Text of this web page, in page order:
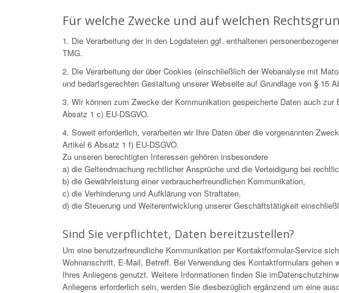
Für welche Zwecke und auf welchen
1. Die Verarbeitung der in den Logdateien ggf. enthaltenen
TMG.
2. Die Verarbeitung der über Cookies (einschließlich der Webanalyse mit
und bedarfsgerechten Gestaltung unserer Webseite auf Grundlage von § 15
3. Wir können zum Zwecke der Kommunikation gespeicherte Daten auch
Absatz 1 c) EU-DSGVO.
4. Soweit erforderlich, verarbeiten wir Ihre Daten über die vorgenannten
Artikel 6 Absatz 1 f) EU-DSGVO.
Zu unseren berechtigten Interessen gehören insbesondere
a) die Geltendmachung rechtlicher Ansprüche und die Verteidigung bei
b) die Gewährleistung einer verbraucherfreundlichen Kommunikation,
c) die Verhinderung und Aufklärung von Straftaten,
d) die Steuerung und Weiterentwicklung unserer Geschäftstätigkeit
Sind Sie verpflichtet, Daten bereitzustellen?
Um eine benutzerfreundliche Kommunikation per Kontaktformular-Service
Wohnanschrift, E-Mail, Betreff. Bei Verwendung des Kontaktformulars
Ihres Anliegens genutzt. Weitere Informationen finden Sie
Anliegens erforderlich sein, werden Sie diesbezüglich ergänzend um eine